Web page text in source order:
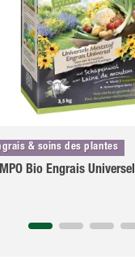
& soins des plantes
Bio Engrais Universel